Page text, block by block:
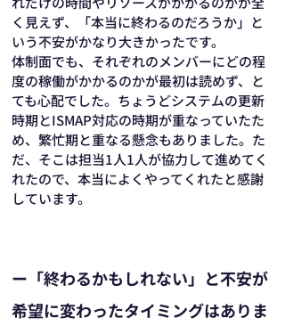
く見えず、「本当に終わるのだろうか」と
いう不安がかなり大きかったです。
体制面でも、それぞれのメンバーにどの程
度の稼働がかかるのかが最初は読めず、と
ても心配でした。ちょうどシステムの更新
時期とISMAP対応の時期が重なっていたた
め、繁忙期と重なる懸念もありました。た
だ、そこは担当1人1人が協力して進めてく
れたので、本当によくやってくれたと感謝
しています。
ー「終わるかもしれない」と不安が
希望に変わったタイミングはありま